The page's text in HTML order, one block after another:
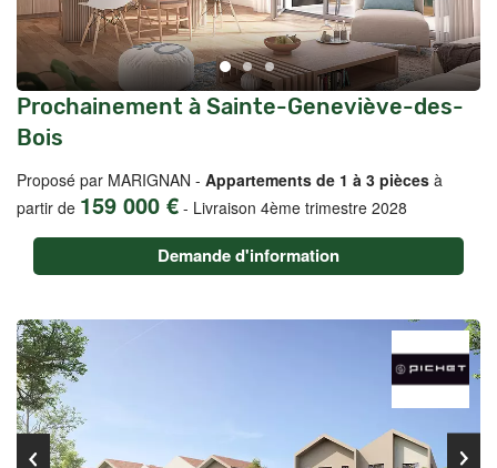
Prochainement à Sainte-Geneviève-des-
Bois
Proposé par MARIGNAN - Appartements de 1 à 3 pièces à
partir de 159 000 € - Livraison 4ème trimestre 2028
Demande d'information